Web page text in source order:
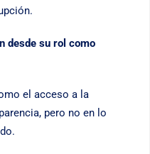
desde su rol como
el acceso a la
pero no en lo